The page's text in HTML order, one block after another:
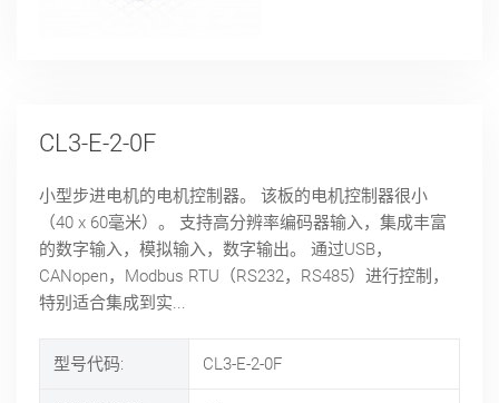
CL3-E-2-0F
小型步进电机的电机控制器。 该板的电机控制器很小
（40 x 60毫米）。 支持高分辨率编码器输入，集成丰富
的数字输入，模拟输入，数字输出。 通过USB，
CANopen，Modbus RTU（RS232，RS485）进行控制，
特别适合集成到实...
型号代码: CL3-E-2-0F